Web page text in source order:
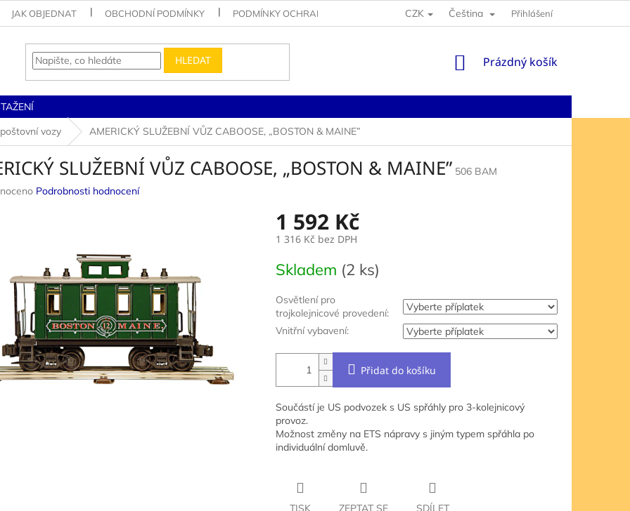
JAK OBJEDNAT OBCHODNÍ PODMÍNKY PODMÍNKY OCHRANY OSOBNÍCH ÚDAJŮCZK Čeština Přihlášení
HLEDAT
NÁKUPNÍ
Prázdný košík
vozy AMERICKÝ SLUŽEBNÍ VŮZ CABOOSE, „BOSTON & MAINE”
SLUŽEBNÍ VŮZ CABOOSE, „BOSTON & MAINE” 506 BAM
Podrobnosti hodnocení
1 592 Kč
1 316 Kč bez DPH
cena:
Skladem (2 ks)
Osvětlení pro
trojkolejnicové provedení:
Vnitřní vybavení:
Přidat do košíku
Součástí je US podvozek s US spřáhly pro 3-kolejnicový
provoz.
Možnost změny na ETS nápravy s jiným typem spřáhla po
individuální domluvě.